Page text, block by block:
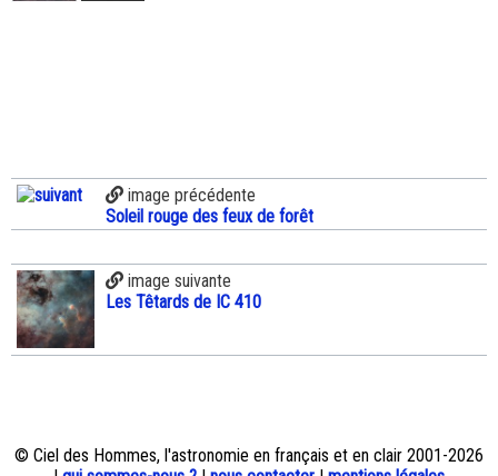
image précédente
Soleil rouge des feux de forêt
image suivante
Les Têtards de IC 410
© Ciel des Hommes, l'astronomie en français et en clair 2001-2026